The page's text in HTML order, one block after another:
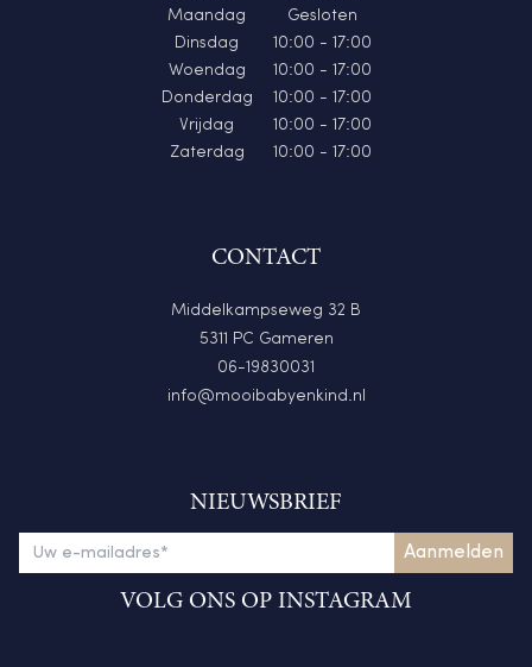
Maandag
Gesloten
Dinsdag
10:00 - 17:00
Woendag
10:00 - 17:00
Donderdag
10:00 - 17:00
Vrijdag
10:00 - 17:00
Zaterdag
10:00 - 17:00
CONTACT
Middelkampseweg 32 B
5311 PC Gameren
06-19830031
info@mooibabyenkind.nl
NIEUWSBRIEF
VOLG ONS OP INSTAGRAM